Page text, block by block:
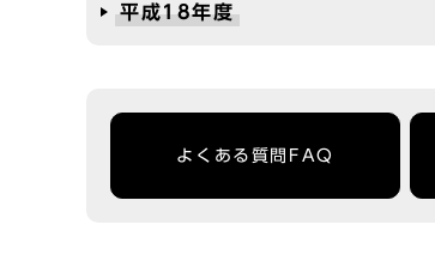
平成18年度
よくある質問FAQ